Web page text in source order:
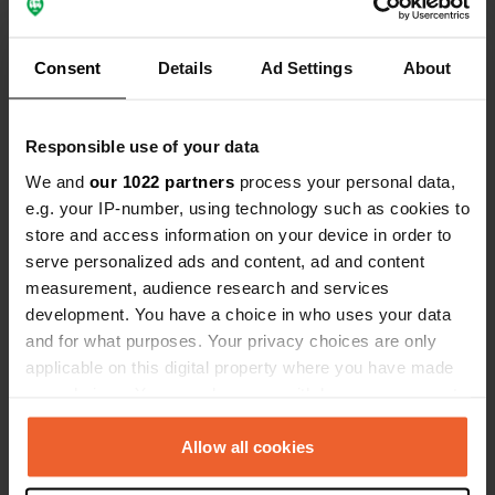
Consent Details Ad Settings About
Responsible use of your data
We and our 1022 partners process your personal data,
e.g. your IP-number, using technology such as cookies to
store and access information on your device in order to
serve personalized ads and content, ad and content
measurement, audience research and services
development. You have a choice in who uses your data
and for what purposes. Your privacy choices are only
applicable on this digital property where you have made
any time from the Cookie Declaration or by clicking on
the Privacy trigger icon.Allow all cookies
Voir tous les 5 avis
Contact
Emplacement
12290, Ségur, France
44° 17' 26" N 2° 50' 6" E